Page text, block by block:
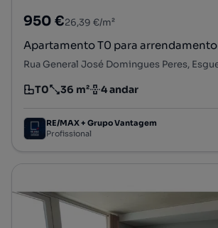
950 €26,39 €/m²
Apartamento T0 para arrendamento
Tipologia
T0
Preço por metro quadrado
36 m²
Andar 4 andar
RE/MAX + Grupo Vantagem
Profissional